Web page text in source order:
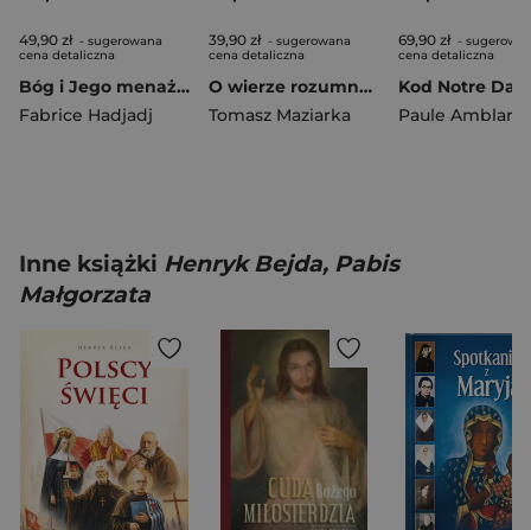
49,90 zł - sugerowana
cena detaliczna
Bóg i Jego menażeria. Summa zooteologiczna
Fabrice Hadjadj
39,90 zł - sugerowana
cena detaliczna
O wierze rozumnej św. Tomasza z Akwinu w 800. rocznicę jego urodzin
Tomasz Maziarka
69,90 zł -
cena detaliczna
Kod Notre
Paule Amblard
Inne książki Henryk Bejda, Pabis
Małgorzata